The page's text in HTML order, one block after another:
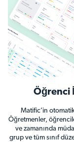
Öğrenci
Matific’in
Öğretmenler,
ve zamanında
grup ve tüm sınıf